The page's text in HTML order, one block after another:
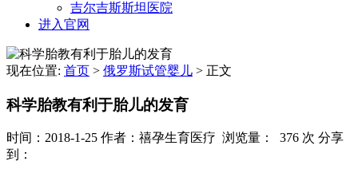
吉尔吉斯斯坦医院
进入官网
现在位置: 首页 > 俄罗斯试管婴儿 > 正文
科学胎教有利于胎儿的发育
时间：2018-1-25 作者：禧孕生育医疗 浏览量： 376 次 分享
到：